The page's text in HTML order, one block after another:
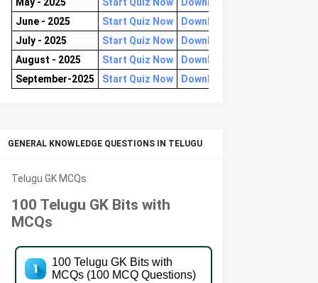
June - 2025
Start Quiz Now
Download now
July - 2025
Start Quiz Now
Download now
August - 2025
Start Quiz Now
Download now
September-2025
Start Quiz Now Download now
GENERAL KNOWLEDGE QUESTIONS IN TELUGU
Telugu GK MCQs
100 Telugu GK Bits with
MCQs
100 Telugu GK Bits with
MCQs (100 MCQ Questions)